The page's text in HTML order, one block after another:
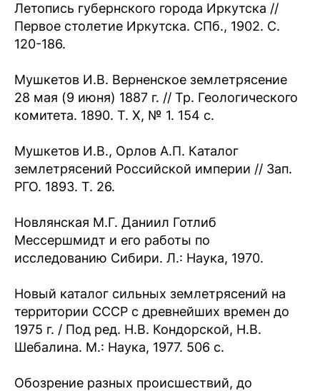
Летопись губернского города Иркутска //
Первое столетие Иркутска. СПб., 1902. С.
120-186.
Мушкетов И.В. Верненское землетрясение
28 мая (9 июня) 1887 г. // Тр. Геологического
комитета. 1890. Т. Х, № 1. 154 с.
Мушкетов И.В., Орлов А.П. Каталог
землетрясений Российской империи // Зап.
РГО. 1893. Т. 26.
Новлянская М.Г. Даниил Готлиб
Мессершмидт и его работы по
исследованию Сибири. Л.: Наука, 1970.
Новый каталог сильных землетрясений на
территории СССР с древнейших времен до
1975 г. / Под ред. Н.В. Кондорской, Н.В.
Шебалина. М.: Наука, 1977. 506 с.
Обозрение разных происшествий, до